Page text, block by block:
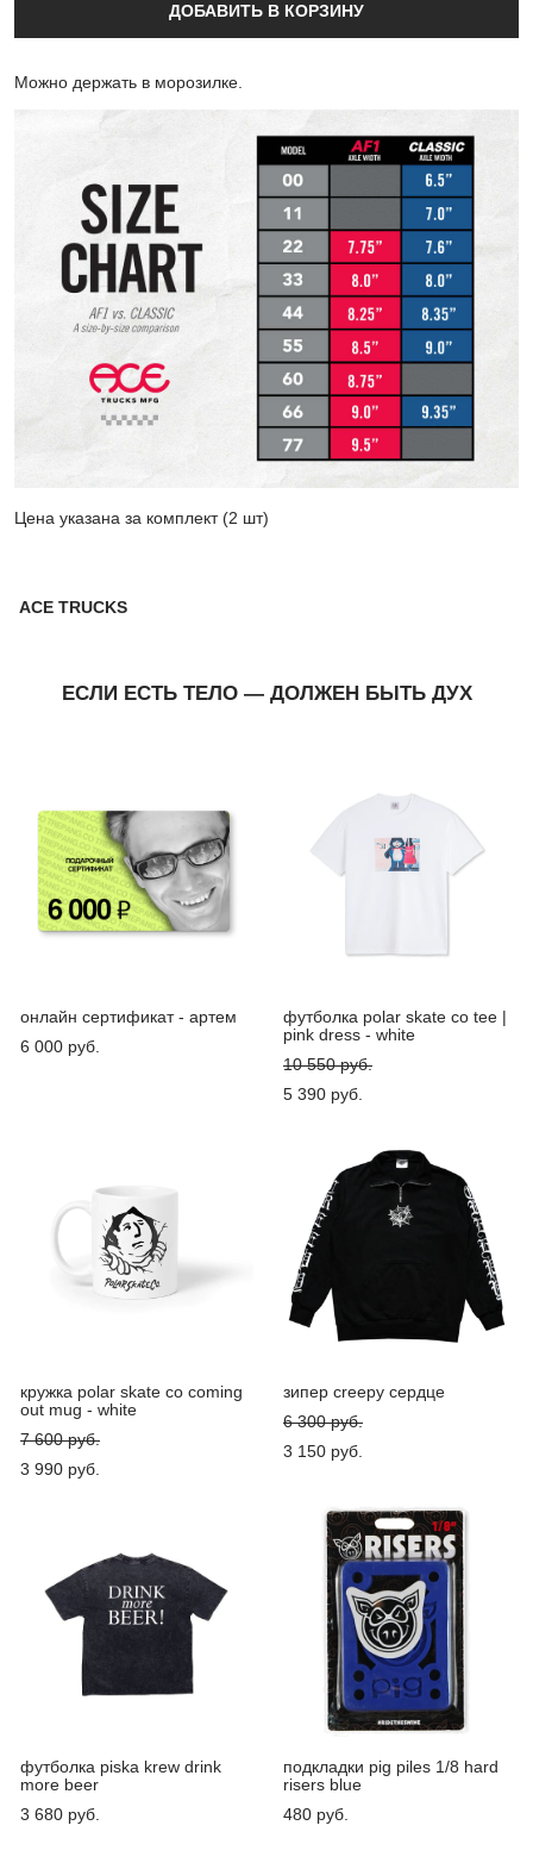
ДОБАВИТЬ В КОРЗИНУ
Можно держать в морозилке.
Цена указана за комплект (2 шт)
ACE TRUCKS
ЕСЛИ ЕСТЬ ТЕЛО — ДОЛЖЕН БЫТЬ ДУХ
онлайн сертификат - артем
6 000 pуб.
футболка polar skate co tee |
pink dress - white
10 550 pуб.
5 390 pуб.
кружка polar skate co coming
out mug - white
7 600 pуб.
3 990 pуб.
зипер creepy сердце
6 300 pуб.
3 150 pуб.
футболка piska krew drink
more beer
3 680 pуб.
подкладки pig piles 1/8 hard
risers blue
480 pуб.